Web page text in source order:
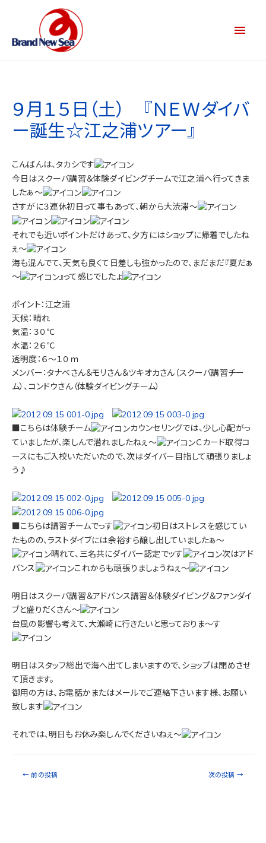
９月１５日（土） 『ＮＥＷダイバ
ー誕生☆江之浦ツアー』
こんばんは、タカシです
今日はスクーバ講習＆体験ダイビングチームで江之浦へ行ってきま
したぁ～
さすがに３連休初日って事もあって、朝から大渋滞～
それでも近いポイントだけあって、夕方にはショップに帰着でしたね
ぇ～
海も混んでて、天気も良くて日差しも強かったので、まだまだ『夏だぁ
～
』って感じでしたょ
ポイント：江之浦
天候：晴れ
気温：３０℃
水温：２６℃
透明度：６～１０ｍ
メンバー：タナベさん＆モリさん＆ツキオカさん（スクーバ講習チー
ム）、コンドウさん（体験ダイビングチーム）
■こちらは体験チーム
カウンセリングでは、少し心配がっ
ていましたが、楽しんで潜れましたねぇ～
Ｃカード取得コ
ースにもご入校いただいたので、次はダイバー目指して頑張りましょ
う♪
■こちらは講習チームでっす
初日はストレスを感じてい
たものの、ラストダイブには余裕すら醸し出していましたぁ～
晴れて、三名共にダイバー認定でッす
次はアド
バンス
これからも頑張りましょうねぇ～
明日はスクーバ講習＆アドバンス講習＆体験ダイビング＆ファンダイ
ブと盛りだくさん～
台風の影響も考えて、大瀬崎に行きたいと思っておりま～す
明日はスタッフ総出で海へ出てしまいますので、ショップは閉めさせ
て頂きます。
御用の方は、お電話かまたはメールでご連絡下さいます様、お願い
致します
それでは、明日もお休み楽しんでくださいねぇ～
← 前の投稿 次の投稿 →